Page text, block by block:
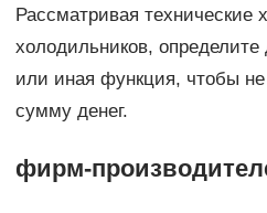
Рассматривая технические
холодильников,
или иная функция, чтобы
сумму денег.
фирм-